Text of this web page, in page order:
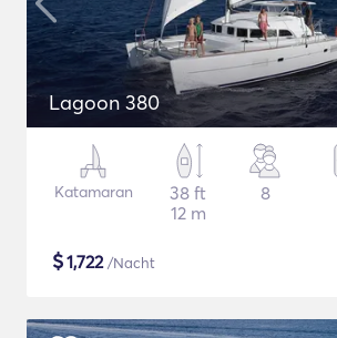
Lagoon 380
Katamaran
38 ft
12 m
8
$1,722/Nacht